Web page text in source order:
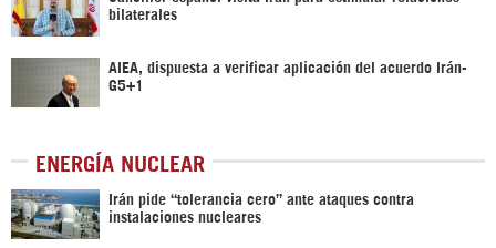
bilaterales
AIEA, dispuesta a verificar aplicación del acuerdo Irán-
G5+1
ENERGÍA NUCLEAR
Irán pide “tolerancia cero” ante ataques contra
instalaciones nucleares